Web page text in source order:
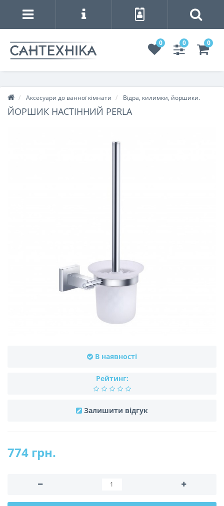
0 0 0
Аксесуари до ванної кімнати Відра, килимки, йоршики.
ЙОРШИК НАСТІННИЙ PERLA
В наявності
Рейтинг:
Залишити відгук
774 грн.